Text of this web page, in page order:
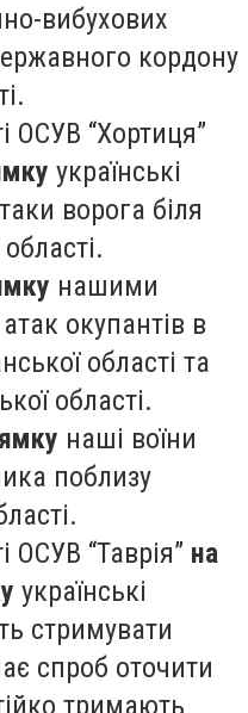
вибухових
кордону
ОСУВ “Хортиця”
українські
ворога біля
нашими
окупантів в
області та
області.
наші воїни
поблизу
ОСУВ “Таврія” на
українські
стримувати
спроб оточити
тримають